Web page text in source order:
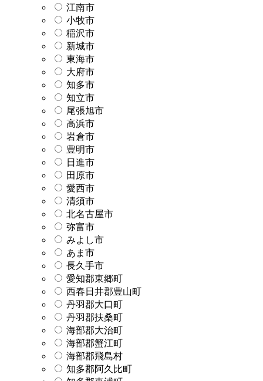
江南市
小牧市
稲沢市
新城市
東海市
大府市
知多市
知立市
尾張旭市
高浜市
岩倉市
豊明市
日進市
田原市
愛西市
清須市
北名古屋市
弥富市
みよし市
あま市
長久手市
愛知郡東郷町
西春日井郡豊山町
丹羽郡大口町
丹羽郡扶桑町
海部郡大治町
海部郡蟹江町
海部郡飛島村
知多郡阿久比町